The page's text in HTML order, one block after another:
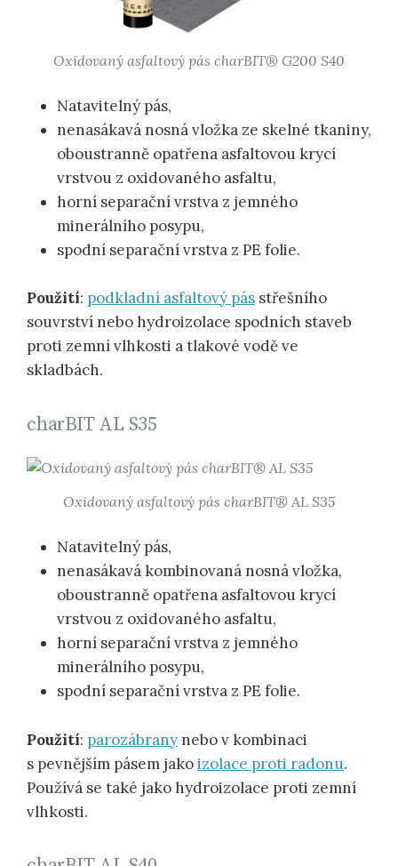
Oxidovaný asfaltový pás charBIT® G200 S40
Natavitelný pás,
nenasákavá nosná vložka ze skelné tkaniny,
oboustranně opatřena asfaltovou krycí
vrstvou z oxidovaného asfaltu,
horní separační vrstva z jemného
minerálního posypu,
spodní separační vrstva z PE folie.
Použití: podkladní asfaltový pás střešního
souvrství nebo hydroizolace spodních staveb
proti zemní vlhkosti a tlakové vodě ve
skladbách.
charBIT AL S35
Oxidovaný asfaltový pás charBIT® AL S35
Natavitelný pás,
nenasákavá kombinovaná nosná vložka,
oboustranně opatřena asfaltovou krycí
vrstvou z oxidovaného asfaltu,
horní separační vrstva z jemného
minerálního posypu,
spodní separační vrstva z PE folie.
Použití: parozábrany nebo v kombinaci
s pevnějším pásem jakoizolace proti radonu.
Používá se také jako hydroizolace proti zemní
vlhkosti.